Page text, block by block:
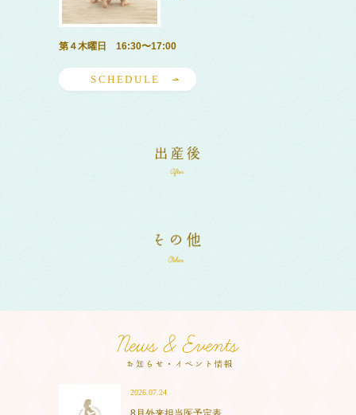
第４木曜日 16:30〜17:00
SCHEDULE
2026.07.24